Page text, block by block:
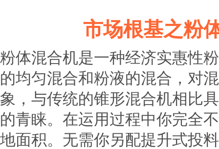
市场根基之粉
粉体混合机是一种经济实惠性
的均匀混合和粉液的混合，对
象，与传统的锥形混合机相比
的青睐。在运用过程中你完全
地面积。无需你另配提升式投